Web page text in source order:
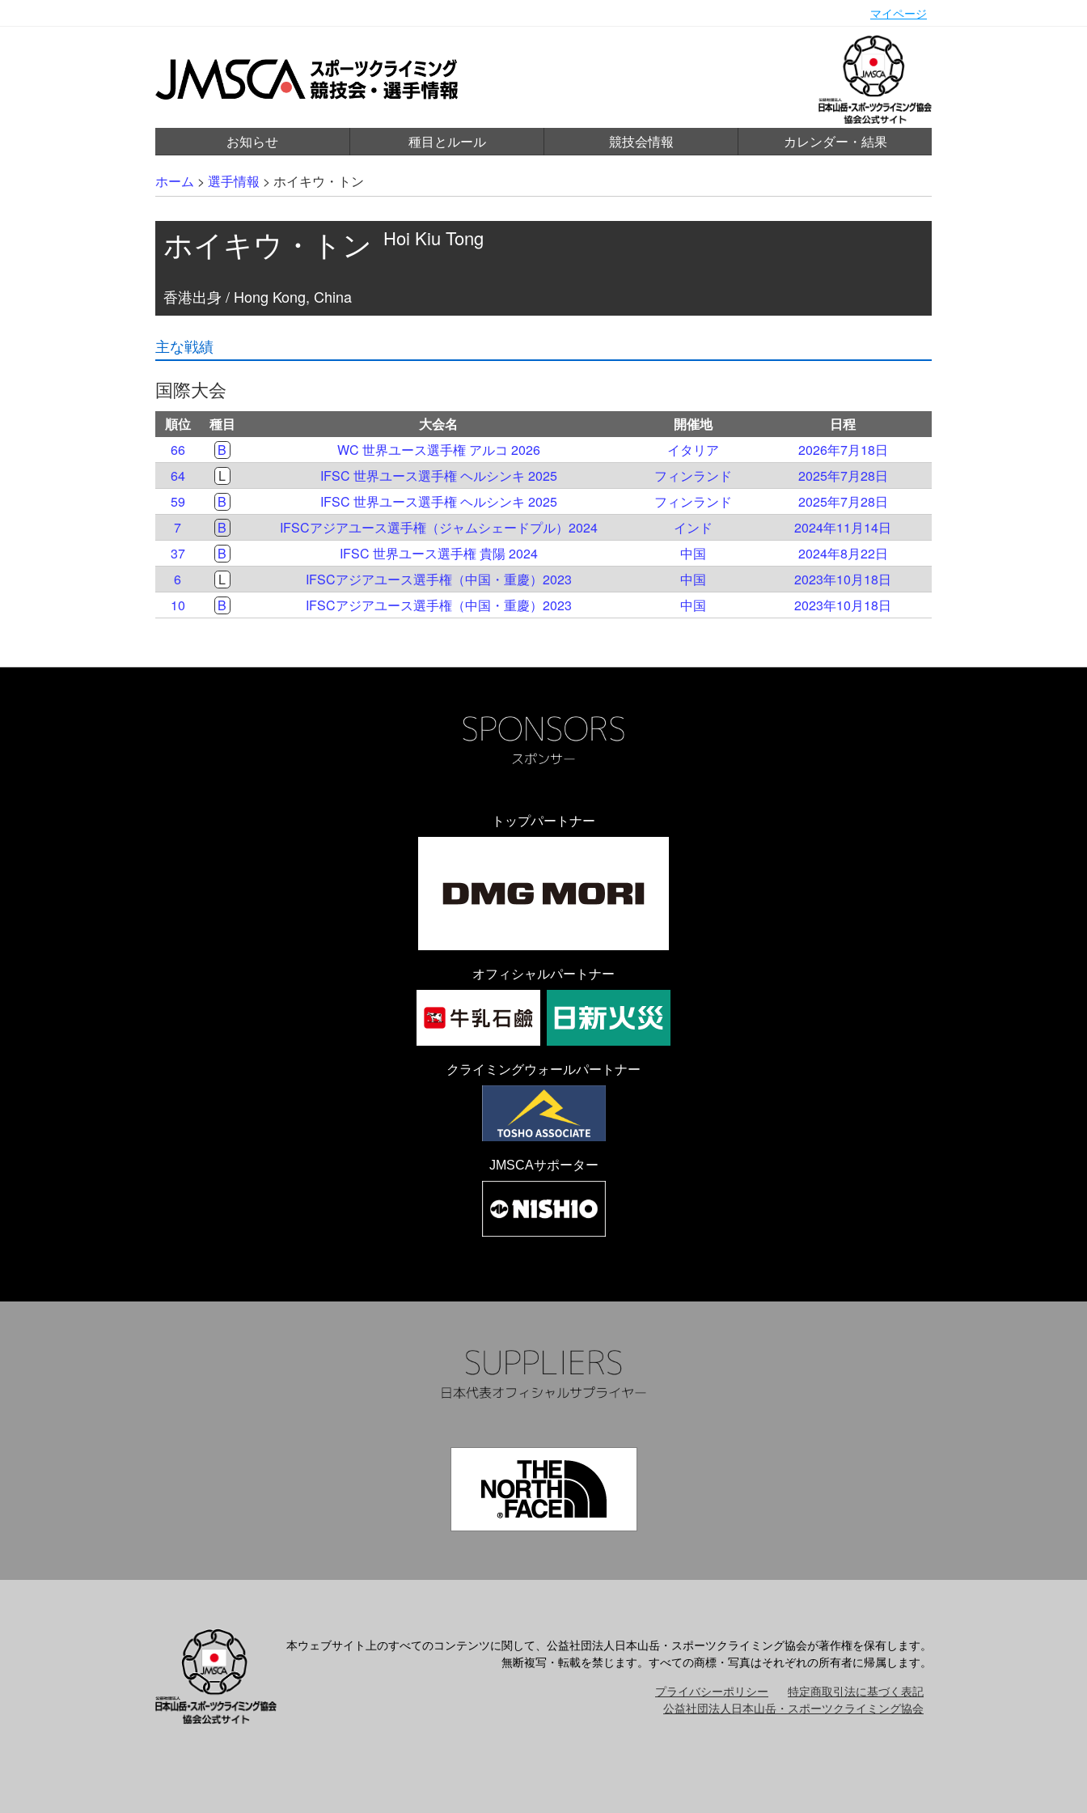
マイページ
お知らせ 種目とルール 競技会情報 カレンダー・結果
ホーム > 選手情報 > ホイキウ・トン
ホイキウ・トン Hoi Kiu Tong
香港出身 / Hong Kong, China
主な戦績
国際大会
順位 種目 大会名 開催地
日程
66
B WC 世界ユース選手権 アルコ 2026 イタリア
2026年7月18日
64
L IFSC 世界ユース選手権 ヘルシンキ 2025 フィンランド
2025年7月28日
59
B IFSC 世界ユース選手権 ヘルシンキ 2025 フィンランド
2025年7月28日
7
B IFSCアジアユース選手権（ジャムシェードプル）2024 インド
2024年11月14日
37
B IFSC 世界ユース選手権 貴陽 2024 中国
2024年8月22日
6
L IFSCアジアユース選手権（中国・重慶）2023 中国
2023年10月18日
10
B IFSCアジアユース選手権（中国・重慶）2023 中国 2023年10月18日
トップパートナー
オフィシャルパートナー
クライミングウォールパートナー
JMSCAサポーター
本ウェブサイト上のすべてのコンテンツに関して、公益社団法人日本山岳・スポーツクライミング協会が著作権を保有します。
無断複写・転載を禁じます。すべての商標・写真はそれぞれの所有者に帰属します。
プライバシーポリシー
特定商取引法に基づく表記
公益社団法人日本山岳・スポーツクライミング協会